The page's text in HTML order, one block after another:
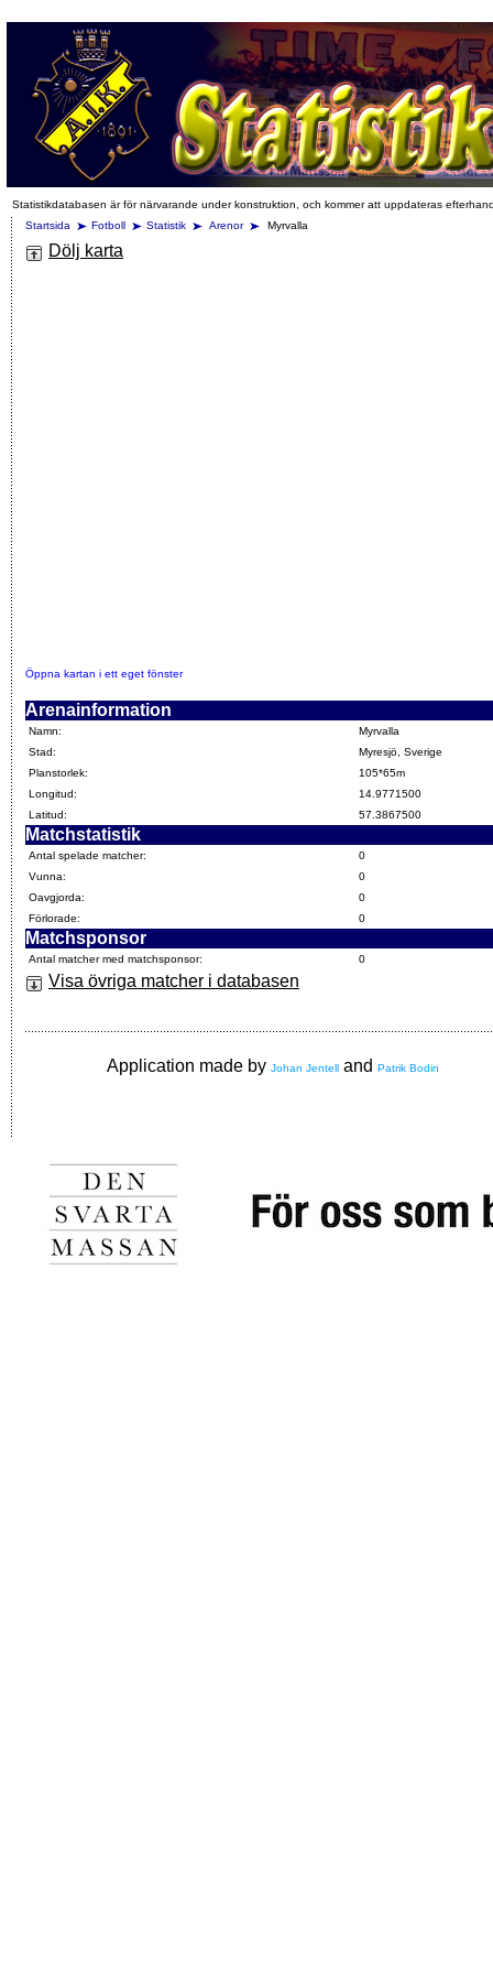
Statistikdatabasen är för närvarande under konstruktion, och kommer att uppdateras
Startsida
Fotboll Statistik Arenor Myrvalla
Dölj karta
Öppna kartan i ett eget fönster
Arenainformation
Namn:
Myrvalla
Stad:
Myresjö, Sverige
Planstorlek:
105*65m
Longitud:
14.9771500
Latitud:
57.3867500
Matchstatistik
Antal spelade matcher:
0
Vunna:
0
Oavgjorda:
0
Förlorade:
0
Matchsponsor
Antal matcher med matchsponsor: 0
Visa övriga matcher i databasen
Application made by Johan Jentell and Patrik Bodin